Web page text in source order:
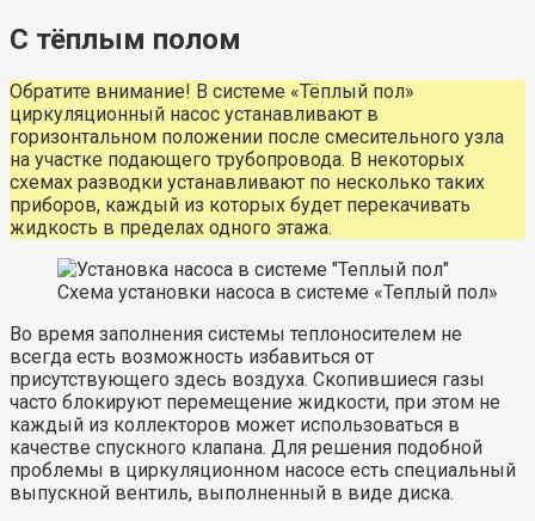
С тёплым полом
Обратите внимание! В системе «Тёплый пол»
циркуляционный насос устанавливают в
горизонтальном положении после смесительного узла
на участке подающего трубопровода. В некоторых
схемах разводки устанавливают по несколько таких
приборов, каждый из которых будет перекачивать
жидкость в пределах одного этажа.
Схема установки насоса в системе «Теплый пол»
Во время заполнения системы теплоносителем не
всегда есть возможность избавиться от
присутствующего здесь воздуха. Скопившиеся газы
часто блокируют перемещение жидкости, при этом не
каждый из коллекторов может использоваться в
качестве спускного клапана. Для решения подобной
проблемы в циркуляционном насосе есть специальный
выпускной вентиль, выполненный в виде диска.